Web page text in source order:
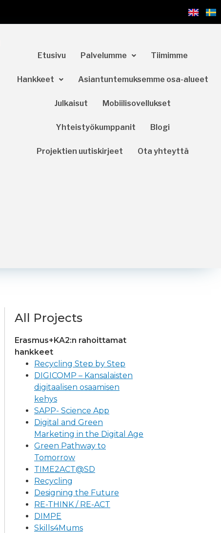
Etusivu Palvelumme Tiimimme
Hankkeet Asiantuntemuksemme osa-alueet
Julkaisut Mobiilisovellukset
Yhteistyökumppanit Blogi
Projektien uutiskirjeet Ota yhteyttä
All Projects
Erasmus+KA2:n rahoittamat
hankkeet
Recycling Step by Step
DIGICOMP – Kansalaisten
digitaalisen osaamisen
kehys
SAPP- Science App
Digital and Green
Marketing in the Digital Age
Green Pathway to
Tomorrow
TIME2ACT@SD
Recycling
Designing the Future
RE-THINK / RE-ACT
DIMPE
Skills4Mums